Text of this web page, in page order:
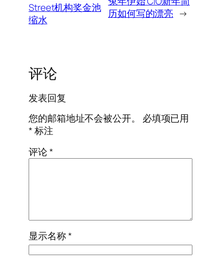
Street机构奖金池
缩水
历如何写的漂亮 →
评论
发表回复
您的邮箱地址不会被公开。
必填项已用
*标注
评论*
显示名称*